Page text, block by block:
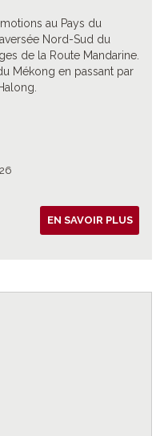
au Pays du
Nord-Sud du
de la Route Mandarine.
Mékong en passant par
Vols inclus
EN SAVOIR PLUS